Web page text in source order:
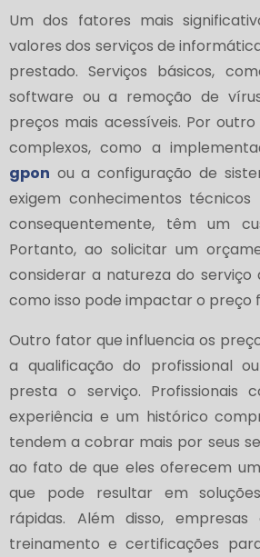
Um dos fatores mais
valores dos serviços de
prestado. Serviços básicos,
software ou a remoção de
preços mais acessíveis. Por
complexos, como a
gpon ou a configuração de
exigem conhecimentos técnicos
consequentemente, têm um
Portanto, ao solicitar um
considerar a natureza do serviço
como isso pode impactar o preço
Outro fator que influencia os
a qualificação do profissional
presta o serviço. Profissionais
experiência e um histórico
tendem a cobrar mais por seus
ao fato de que eles oferecem
que pode resultar em
rápidas. Além disso,
treinamento e certificações